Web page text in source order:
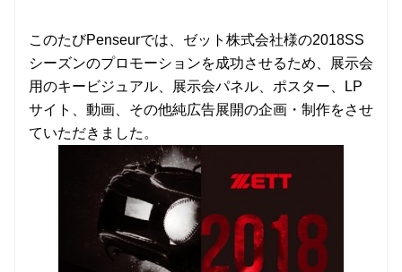
このたびPenseurでは、ゼット株式会社様の2018SS
シーズンのプロモーションを成功させるため、展示会
用のキービジュアル、展示会パネル、ポスター、LP
サイト、動画、その他純広告展開の企画・制作をさせ
ていただきました。